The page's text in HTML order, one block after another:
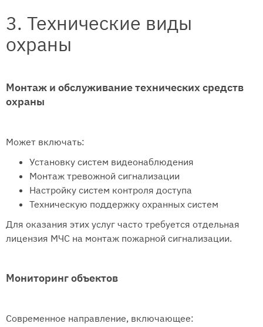
3. Технические виды
охраны
Монтаж и обслуживание технических средств
охраны
Может включать:
Установку систем видеонаблюдения
Монтаж тревожной сигнализации
Настройку систем контроля доступа
Техническую поддержку охранных систем
Для оказания этих услуг часто требуется отдельная
лицензия МЧС на монтаж пожарной сигнализации.
Мониторинг объектов
Современное направление, включающее: